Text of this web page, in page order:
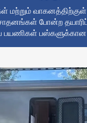
மற்றும்
சாதனங்கள் போன்ற
பயணிகள்